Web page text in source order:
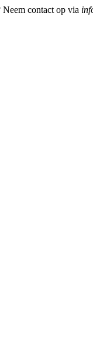
contact op via